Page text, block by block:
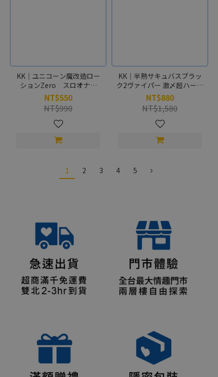
KK｜ユニコーン魔改造ロー
ションZero スロオナ専
用・高潤滑＆超持続タイプ
250g
NT$550
NT$990
KK｜半熟サキュバスブラッ
ク2ヴァイパー 激〆超ハード
バキュームタイプ 150g
NT$880
NT$1,580
1 2 3 4 5